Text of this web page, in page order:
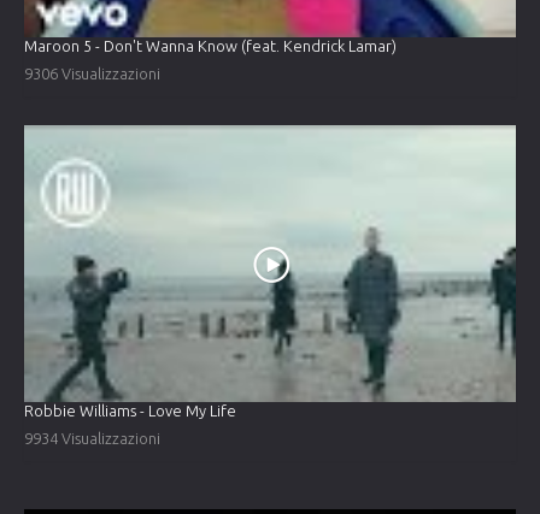
Maroon 5 - Don't Wanna Know (feat. Kendrick Lamar)
9306 Visualizzazioni
Robbie Williams - Love My Life
9934 Visualizzazioni